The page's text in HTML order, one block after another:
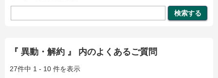
『 異動・解約 』 内のよくあるご質問
27件中 1 - 10 件を表示